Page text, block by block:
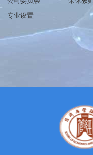
专业设置
物流管
财务管